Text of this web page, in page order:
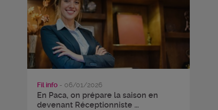
Fil info - 06/01/2026
En Paca, on prépare la saison en
devenant Réceptionniste ...